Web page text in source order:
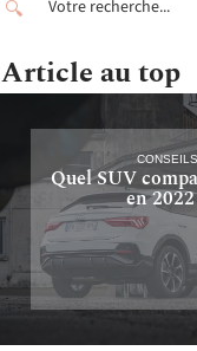
Article au top
CONSEILS
Quel SUV
en